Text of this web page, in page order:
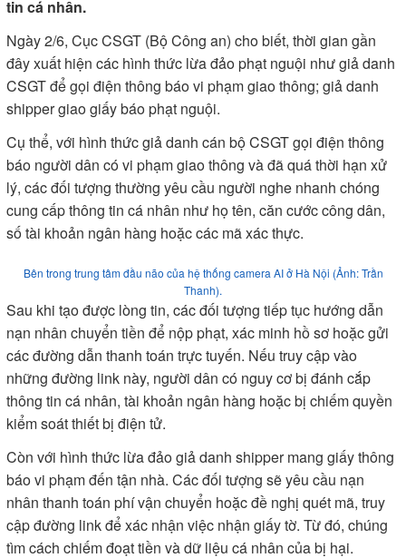
tin cá nhân.
Ngày 2/6, Cục CSGT (Bộ Công an) cho biết, thời gian gần
đây xuất hiện các hình thức lừa đảo phạt nguội như giả danh
CSGT để gọi điện thông báo vi phạm giao thông; giả danh
shipper giao giấy báo phạt nguội.
Cụ thể, với hình thức giả danh cán bộ CSGT gọi điện thông
báo người dân có vi phạm giao thông và đã quá thời hạn xử
lý, các đối tượng thường yêu cầu người nghe nhanh chóng
cung cấp thông tin cá nhân như họ tên, căn cước công dân,
số tài khoản ngân hàng hoặc các mã xác thực.
Bên trong trung tâm đầu não của hệ thống camera AI ở Hà Nội (Ảnh: Trần
Thanh).
Sau khi tạo được lòng tin, các đối tượng tiếp tục hướng dẫn
nạn nhân chuyển tiền để nộp phạt, xác minh hồ sơ hoặc gửi
các đường dẫn thanh toán trực tuyến. Nếu truy cập vào
những đường link này, người dân có nguy cơ bị đánh cắp
thông tin cá nhân, tài khoản ngân hàng hoặc bị chiếm quyền
kiểm soát thiết bị điện tử.
Còn với hình thức lừa đảo giả danh shipper mang giấy thông
báo vi phạm đến tận nhà. Các đối tượng sẽ yêu cầu nạn
nhân thanh toán phí vận chuyển hoặc đề nghị quét mã, truy
cập đường link để xác nhận việc nhận giấy tờ. Từ đó, chúng
tìm cách chiếm đoạt tiền và dữ liệu cá nhân của bị hại.